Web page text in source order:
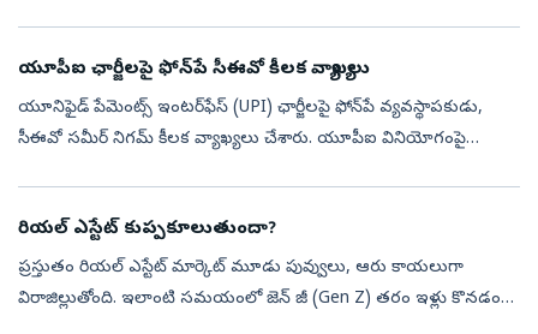
యూపీఐ ఛార్జీలపై ఫోన్‌పే సీఈవో కీలక వ్యాఖ్యలు
యూనిఫైడ్ పేమెంట్స్ ఇంటర్‌ఫేస్ (UPI) ఛార్జీలపై ఫోన్‌పే వ్యవస్థాపకుడు,
సీఈవో సమీర్ నిగమ్ కీలక వ్యాఖ్యలు చేశారు. యూపీఐ వినియోగంపై
రియల్‌ ఎస్టేట్‌ కుప్పకూలుతుందా?
ప్రస్తుతం రియల్ ఎస్టేట్ మార్కెట్ మూడు పువ్వులు, ఆరు కాయలుగా
విరాజిల్లుతోంది. ఇలాంటి సమయంలో జెన్ జీ (Gen Z) తరం ఇళ్లు కొనడం